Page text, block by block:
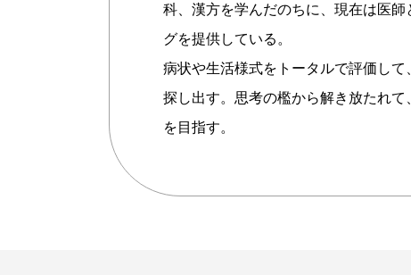
科、漢方を学んだのちに、現在は医
グを提供している。
病状や生活様式をトータルで評価し
探し出す。思考の檻から解き放たれ
を目指す。